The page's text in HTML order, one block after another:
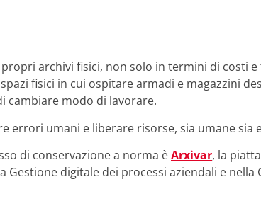
archivi fisici, non solo in termini di costi
fisici in cui ospitare armadi e magazzini
cambiare modo di lavorare.
errori umani e liberare risorse, sia umane sia
di conservazione a norma èArxivar, la
Gestione digitale dei processi aziendali e nella